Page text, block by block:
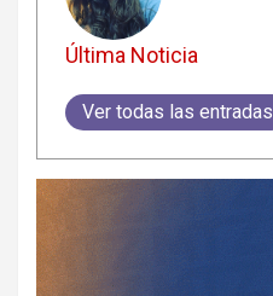
Última Noticia
Ver todas las entradas